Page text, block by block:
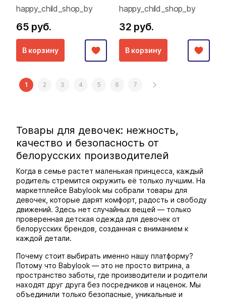
happy_child_shop_by
65 руб.
В корзину
happy_child_shop_by
32 руб.
В корзину
1 2 3 4 5 6 7
Товары для девочек: нежность,
качество и безопасность от
белорусских производителей
Когда в семье растет маленькая принцесса, каждый
родитель стремится окружить её только лучшим. На
маркетплейсе Babylook мы собрали товары для
девочек, которые дарят комфорт, радость и свободу
движений. Здесь нет случайных вещей — только
проверенная детская одежда для девочек от
белорусских брендов, созданная с вниманием к
каждой детали.
Почему стоит выбирать именно нашу платформу?
Потому что Babylook — это не просто витрина, а
пространство заботы, где производители и родители
находят друг друга без посредников и наценок. Мы
объединили только безопасные, уникальные и